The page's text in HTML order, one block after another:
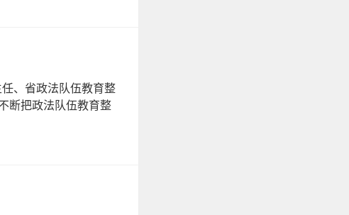
、省政法队伍教育整
断把政法队伍教育整